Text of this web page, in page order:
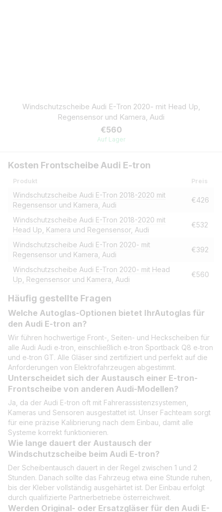
Windschutzscheibe Audi E-Tron 2020- mit Head Up,
Regensensor und Kamera, Audi
€560
Auf Lager
Kosten Frontscheibe Audi E-tron
Produkt Preis
Windschutzscheibe Audi E-Tron 2018-2020 mit
Regensensor und Kamera, Audi
€426
Windschutzscheibe Audi E-Tron 2018-2020 mit
Head Up, Kamera und Regensensor, Audi
€532
Windschutzscheibe Audi E-Tron 2020- mit
Regensensor und Kamera, Audi
€392
Windschutzscheibe Audi E-Tron 2020- mit Head
Up, Regensensor und Kamera, Audi
€560
Häufig gestellte Fragen
Welche Autoglas-Optionen bietet IhrAutoglas für
den Audi E-tron an?
Wir führen hochwertige Front-, Seiten- und Heckscheiben für
alle Audi Audi e‑tron, einschließlich e‑tron Sportback Q8 e‑tron
und e‑tron GT. Alle Gläser sind zertifiziert und perfekt auf die
Anforderungen von Elektrofahrzeugen abgestimmt.
Unterscheidet sich der Austausch einer E-tron-
Frontscheibe von anderen Audi-Modellen?
Ja, da der Audi E-tron oft mit Fahrerassistenzsystemen,
Kameras und Sensoren ausgestattet ist. Unser Fachteam sorgt
für eine präzise Kalibrierung nach dem Einbau, damit alle
Systeme korrekt funktionieren.
Wie lange dauert der Austausch der
Windschutzscheibe beim Audi E-tron?
Der Scheibentausch dauert in der Regel zwischen 1 und 2
Stunden. Danach sollte das Fahrzeug etwa eine Stunde ruhen,
bis der Kleber vollständig ausgehärtet ist. Der Einbau erfolgt
durch qualifizierte Partnerbetriebe österreichweit.
Werden Original- oder Ersatzgläser für den Audi E-